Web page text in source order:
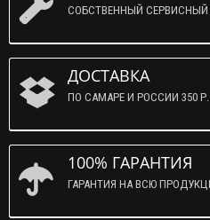
СОБСТВЕННЫЙ СЕРВИСНЫЙ
ДОСТАВКА
ПО САМАРЕ И РОССИИ 350 Р.
100% ГАРАНТИЯ
ГАРАНТИЯ НА ВСЮ